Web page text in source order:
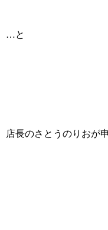
…と
店長のさとうのりおが